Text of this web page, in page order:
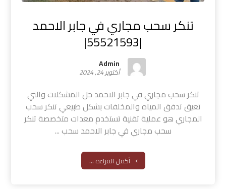
تنكر سحب مجاري في جابر الاحمد
|55521593|
Admin
أكتوبر 24, 2024
تنكر سحب مجاري في جابر الاحمد حل المشكلات والتي
تعيق تدفق المياه والمخلفات بشكل طبيعي تنكر سحب
المجاري هو عملية تقنية تستخدم معدات متخصصة تنكر
سحب مجاري في جابر الاحمد سحب ...
أكمل القراءة ...